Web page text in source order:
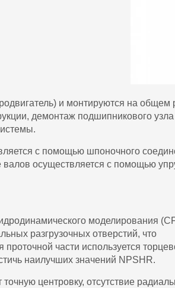
и монтируются на
демонтаж подшипникового
с помощью шпоночного
валов осуществляется с помощью
моделирования
разгрузочных отверстий, что
части используется
наилучших значений NPSHR.
центровку, отсутствие